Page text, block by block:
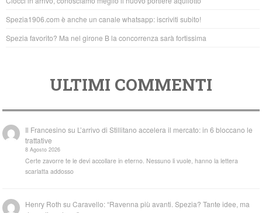
k
Spezia1906.com è anche un canale whatsapp: iscriviti subito!
Spezia favorito? Ma nel girone B la concorrenza sarà fortissima
ULTIMI COMMENTI
Il Francesino su L’arrivo di Stillitano accelera il mercato: in 6 bloccano le
trattative
8 Agosto 2026
Certe zavorre te le devi accollare in eterno. Nessuno li vuole, hanno la lettera
scarlatta addosso
Henry Roth suCaravello: “Ravenna più avanti. Spezia? Tante idee, ma